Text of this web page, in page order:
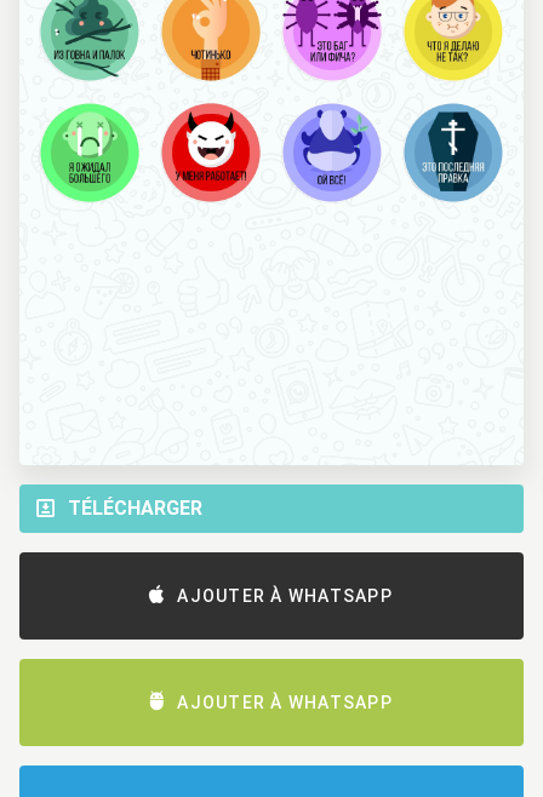
TÉLÉCHARGER
AJOUTER À WHATSAPP
AJOUTER À WHATSAPP